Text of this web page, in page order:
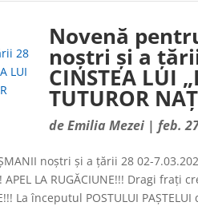
Novenă
noștri și a
CINSTEA LUI
TUTUROR
deEmilia Mezei |feb.
noștri și a țării 28 02-7.03.2020
APEL LA RUGĂCIUNE!!! Dragi frați
La începutul POSTULUI